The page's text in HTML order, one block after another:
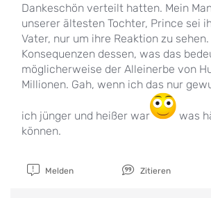
Dankeschön verteilt hatten. Mein
unserer ältesten Tochter, Prince sei
Vater, nur um ihre Reaktion zu
Konsequenzen dessen, was das
möglicherweise der Alleinerbe von
Millionen. Gah, wenn ich das nur
ich jünger und heißer war
was
können.
Melden Zitieren